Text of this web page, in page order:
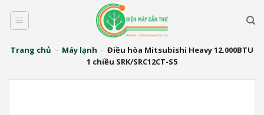
qua
dungTrang chủ - Máy lạnh - Điều hòa Mitsubishi Heavy 12.000BTU
1 chiều SRK/SRC12CT-S5